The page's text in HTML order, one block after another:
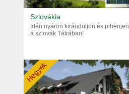
Szlovákia
Idén nyáron kiránduljon és pihenjen
a szlovák Tátrában!
Hegyek